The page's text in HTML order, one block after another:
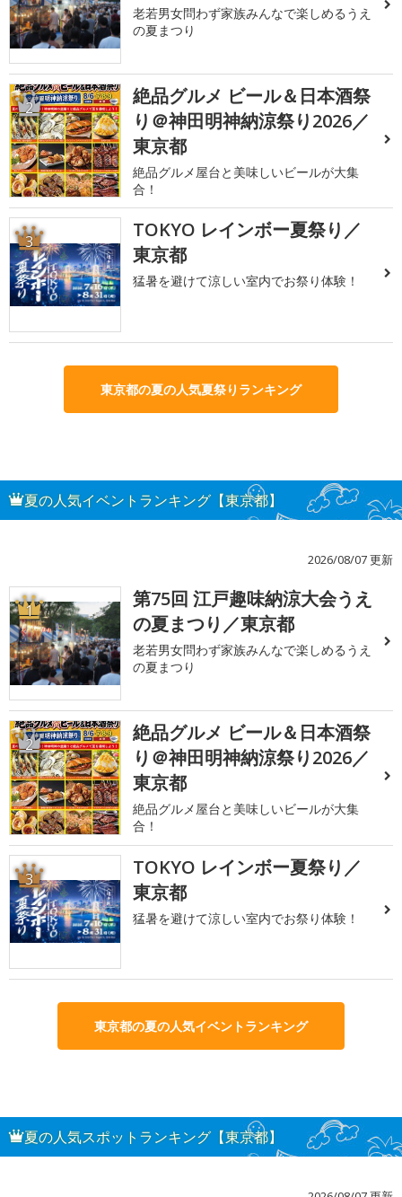
老若男女問わず家族みんなで楽しめるうえ
の夏まつり
2
絶品グルメ ビール＆日本酒祭
り＠神田明神納涼祭り2026／
東京都
絶品グルメ屋台と美味しいビールが大集
合！
3
TOKYO レインボー夏祭り／
東京都
猛暑を避けて涼しい室内でお祭り体験！
東京都の夏の人気夏祭りランキング
夏の人気イベントランキング【東京都】
2026/08/07 更新
1
第75回 江戸趣味納涼大会うえ
の夏まつり／東京都
老若男女問わず家族みんなで楽しめるうえ
の夏まつり
2
絶品グルメ ビール＆日本酒祭
り＠神田明神納涼祭り2026／
東京都
絶品グルメ屋台と美味しいビールが大集
合！
3
TOKYO レインボー夏祭り／
東京都
猛暑を避けて涼しい室内でお祭り体験！
東京都の夏の人気イベントランキング
夏の人気スポットランキング【東京都】